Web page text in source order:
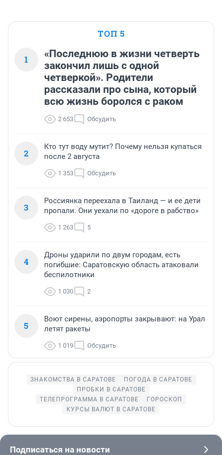
ТОП 5
1
«Последнюю в жизни четверть
закончил лишь с одной
четверкой». Родители
рассказали про сына, который
всю жизнь боролся с раком
2 653 Обсудить
2
Кто тут воду мутит? Почему нельзя купаться
после 2 августа
1 353 Обсудить
3
Россиянка переехала в Таиланд — и ее дети
пропали. Они уехали по «дороге в рабство»
1 263 5
4
Дроны ударили по двум городам, есть
погибшие: Саратовскую область атаковали
беспилотники
1 030 2
5
Воют сирены, аэропорты закрывают: на Урал
летят ракеты
1 019 Обсудить
ЗНАКОМСТВА В САРАТОВЕ
ПОГОДА В САРАТОВЕ
ПРОБКИ В САРАТОВЕ
ТЕЛЕПРОГРАММА В САРАТОВЕ
ГОРОСКОП
КУРСЫ ВАЛЮТ В САРАТОВЕ
Подписаться на новости